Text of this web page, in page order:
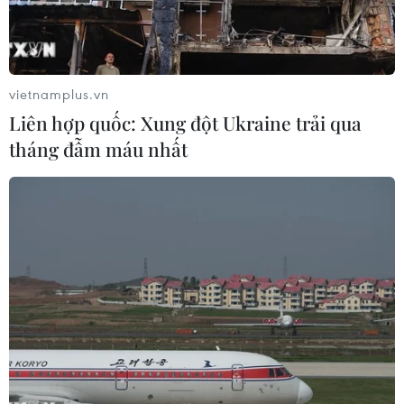
Đại sứ Trần Anh Vũ giới thiệu về món phở và nem với Bộ trưởng
Dato Erywan. (Ảnh: TTXVN phát)
Tối 19/4, Bộ Ngoại giao Brunei Darussalam đã tổ
chức Lễ hội Hari Raya truyền thống tại Trung
vietnamplus.vn
Liên hợp quốc: Xung đột Ukraine trải qua
tháng đẫm máu nhất